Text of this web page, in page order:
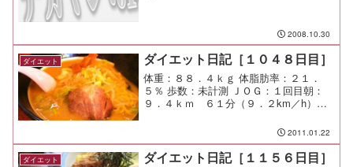
2008.10.30
ダイエット ダイエット日記［１０４８日目］
体重：８８．４ｋｇ 体脂肪率：２１．
５％ 歩数：未計測 ＪＯＧ：１回目朝：
９．４ｋｍ ６１分（９．２km／h）２
km／h） 朝食：冷凍の牛丼 昼食：おやじ
麺（ラーメンおやじ＠町田）￥７５０ 夕
食：柔らか...
2011.01.22
ダイエット ダイエット日記［１１５６日目］